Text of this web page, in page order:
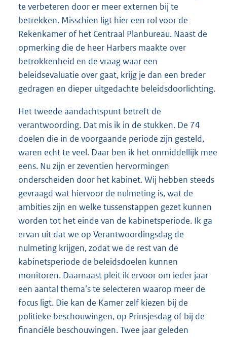
te verbeteren door er meer externen bij te
betrekken. Misschien ligt hier een rol voor de
Rekenkamer of het Centraal Planbureau. Naast de
opmerking die de heer Harbers maakte over
betrokkenheid en de vraag waar een
beleidsevaluatie over gaat, krijg je dan een breder
gedragen en dieper uitgedachte beleidsdoorlichting.
Het tweede aandachtspunt betreft de
verantwoording. Dat mis ik in de stukken. De 74
doelen die in de voorgaande periode zijn gesteld,
waren echt te veel. Daar ben ik het onmiddellijk mee
eens. Nu zijn er zeventien hervormingen
onderscheiden door het kabinet. Wij hebben steeds
gevraagd wat hiervoor de nulmeting is, wat de
ambities zijn en welke tussenstappen gezet kunnen
worden tot het einde van de kabinetsperiode. Ik ga
ervan uit dat we op Verantwoordingsdag de
nulmeting krijgen, zodat we de rest van de
kabinetsperiode de beleidsdoelen kunnen
monitoren. Daarnaast pleit ik ervoor om ieder jaar
een aantal thema’s te selecteren waarop meer de
focus ligt. Die kan de Kamer zelf kiezen bij de
politieke beschouwingen, op Prinsjesdag of bij de
financiële beschouwingen. Twee jaar geleden